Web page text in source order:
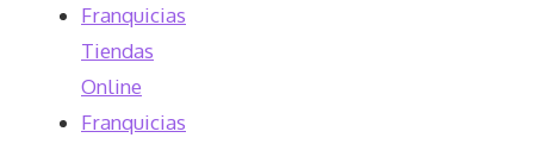
Franquicias
Tiendas
Online
Franquicias